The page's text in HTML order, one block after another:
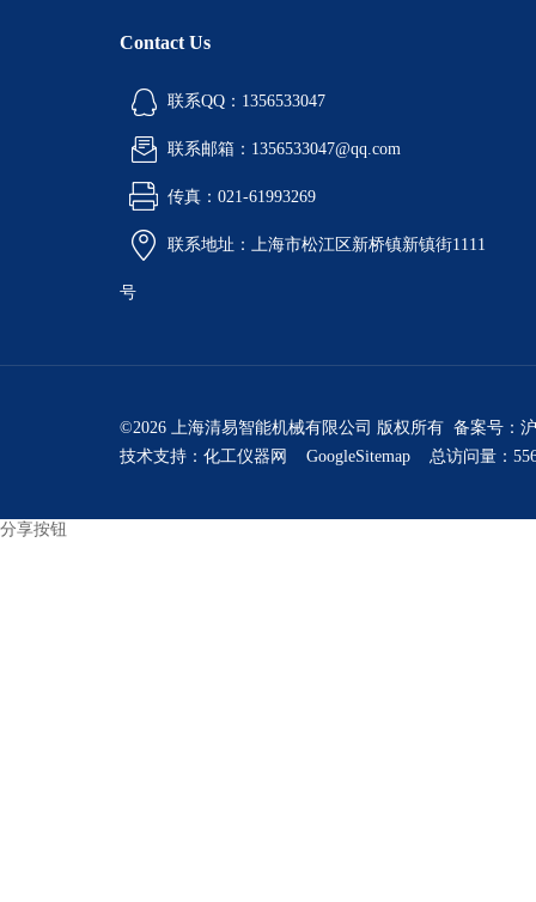
Contact Us
联系QQ：1356533047
联系邮箱：1356533047@qq.com
传真：021-61993269
联系地址：上海市松江区新桥镇新镇街1111
号
©2026 上海清易智能机械有限公司 版权所有 备案号：
技术支持： 化工仪器网 GoogleSitemap 总访问量：
分享按钮